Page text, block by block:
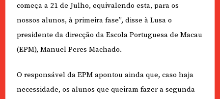
começa a 21 de Julho, equivalendo esta, para os
nossos alunos, à primeira fase”, disse à Lusa o
presidente da direcção da Escola Portuguesa de Macau
(EPM), Manuel Peres Machado.
O responsável da EPM apontou ainda que, caso haja
necessidade, os alunos que queiram fazer a segunda